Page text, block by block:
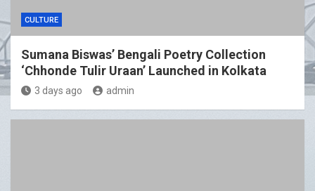
CULTURE
Sumana Biswas’ Bengali Poetry Collection
‘Chhonde Tulir Uraan’ Launched in Kolkata
3 days ago admin